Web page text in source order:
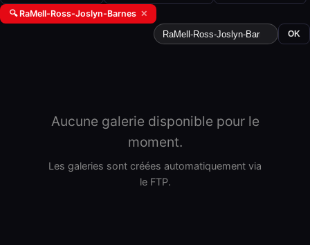
🔍 RaMell-Ross-Joslyn-Barnes ✕
OK
Aucune galerie disponible pour le
moment.
Les galeries sont créées automatiquement via
le FTP.